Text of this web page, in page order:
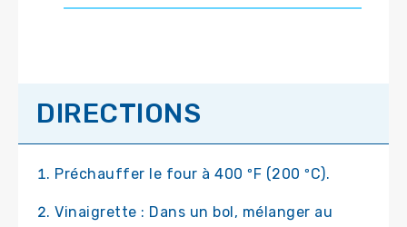
DIRECTIONS
Préchauffer le four à 400 ºF (200 ºC).
Vinaigrette : Dans un bol, mélanger au